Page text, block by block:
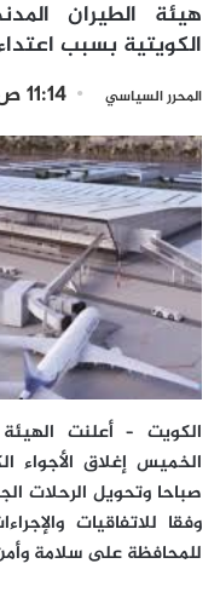
هيئة الطيران
الكويتية بسبب
المحرر السياسي 11:14 ص يونيو 11, 2026
الكويت – أعلنت
صباحا وتحويل الرحلات
وفقا للاتفاقيات
للمحافظة على سلامة